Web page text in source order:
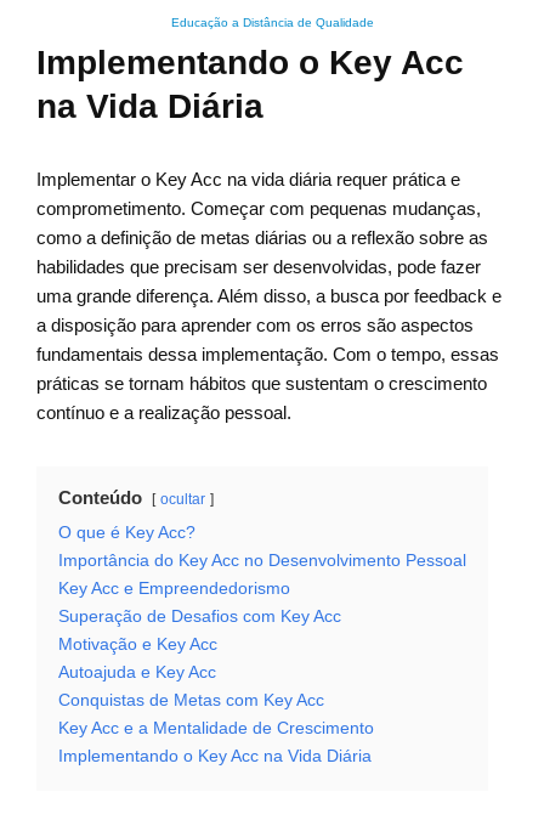
Educação a Distância de Qualidade
Implementando o Key Acc
na Vida Diária
Implementar o Key Acc na vida diária requer prática e
comprometimento. Começar com pequenas mudanças,
como a definição de metas diárias ou a reflexão sobre as
habilidades que precisam ser desenvolvidas, pode fazer
uma grande diferença. Além disso, a busca por feedback e
a disposição para aprender com os erros são aspectos
fundamentais dessa implementação. Com o tempo, essas
práticas se tornam hábitos que sustentam o crescimento
contínuo e a realização pessoal.
Conteúdo ocultar
O que é Key Acc?
Importância do Key Acc no Desenvolvimento Pessoal
Key Acc e Empreendedorismo
Superação de Desafios com Key Acc
Motivação e Key Acc
Autoajuda e Key Acc
Conquistas de Metas com Key Acc
Key Acc e a Mentalidade de Crescimento
Implementando o Key Acc na Vida Diária